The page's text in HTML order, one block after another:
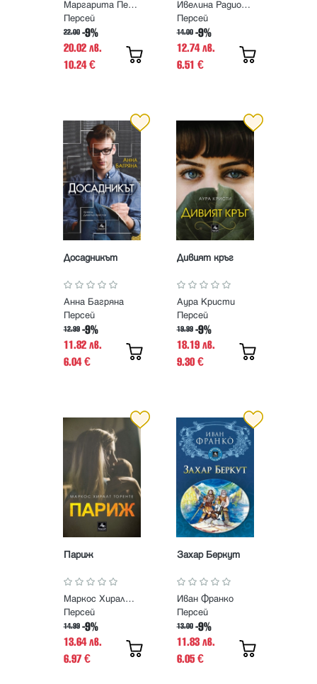
Маргарита Петкова, Добромир Банев
Персей
22.00 -9%
20.02 лв.
10.24€
Ивелина Радионова
Персей
14.00 -9%
12.74 лв.
6.51 €
Досадникът
Анна Багряна
Персей
12.99 -9%
11.82 лв.
6.04€
Дивият кръг
Аура Кристи
Персей
19.99 -9%
18.19 лв.
9.30 €
Париж
Маркос Хиралт Торенте
Персей
14.99 -9%
13.64 лв.
6.97€
Захар Беркут
Иван Франко
Персей
13.00 -9%
11.83 лв.
6.05 €